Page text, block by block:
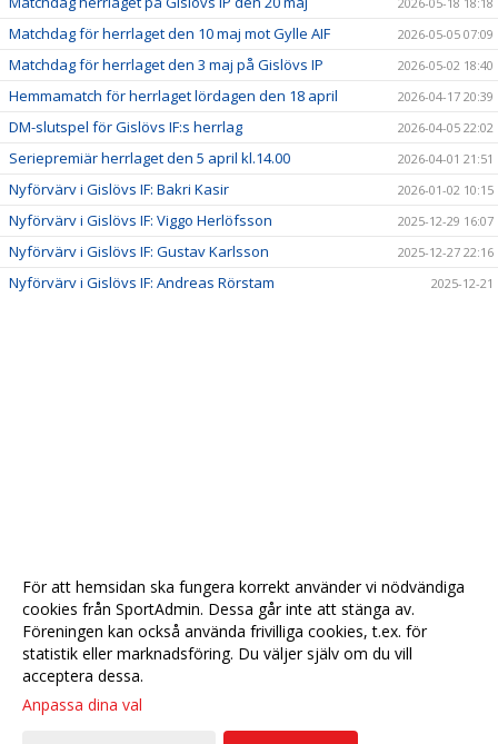
Matchdag för herrlaget den 10 maj mot Gylle AIF 2026-05-05 07:09
Matchdag för herrlaget den 3 maj på Gislövs IP 2026-05-02 18:40
Hemmamatch för herrlaget lördagen den 18 april 2026-04-17 20:39
DM-slutspel för Gislövs IF:s herrlag 2026-04-05 22:02
Seriepremiär herrlaget den 5 april kl.14.00 2026-04-01 21:51
Nyförvärv i Gislövs IF: Bakri Kasir 2026-01-02 10:15
Nyförvärv i Gislövs IF: Viggo Herlöfsson 2025-12-29 16:07
Nyförvärv i Gislövs IF: Gustav Karlsson 2025-12-27 22:16
Nyförvärv i Gislövs IF: Andreas Rörstam 2025-12-21
För att hemsidan ska fungera korrekt använder vi nödvändiga
cookies från SportAdmin. Dessa går inte att stänga av.
Föreningen kan också använda frivilliga cookies, t.ex. för
statistik eller marknadsföring. Du väljer själv om du vill
acceptera dessa.
Anpassa dina val